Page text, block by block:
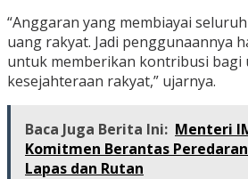
“Anggaran yang membiayai
uang rakyat. Jadi penggunaannya
untuk memberikan kontribusi bagi
kesejahteraan rakyat,” ujarnya.
Baca Juga Berita Ini: Menteri
Komitmen Berantas
Lapas dan Rutan